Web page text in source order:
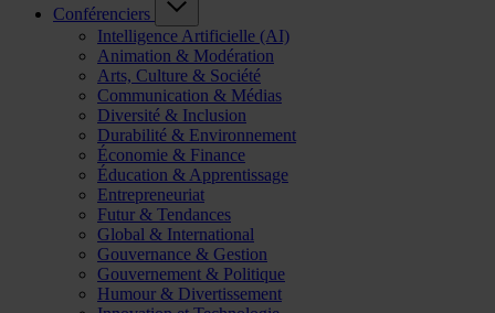
Conférenciers
Intelligence Artificielle (AI)
Animation & Modération
Arts, Culture & Société
Communication & Médias
Diversité & Inclusion
Durabilité & Environnement
Économie & Finance
Éducation & Apprentissage
Entrepreneuriat
Futur & Tendances
Global & International
Gouvernance & Gestion
Gouvernement & Politique
Humour & Divertissement